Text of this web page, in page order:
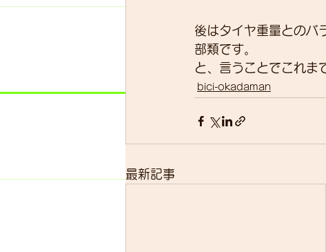
後はタイヤ重量との
部類です。
と、言うことでこれま
bici-okadaman
最新記事